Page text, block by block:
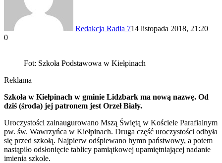
Redakcja Radia 714 listopada 2018, 21:20
0
Fot: Szkoła Podstawowa w Kiełpinach
Reklama
Szkoła w Kiełpinach w gminie Lidzbark ma nową nazwę. Od
dziś (środa) jej patronem jest Orzeł Biały.
Uroczystości zainaugurowano Mszą Świętą w Kościele Parafialnym
pw. św. Wawrzyńca w Kiełpinach. Druga część uroczystości odbyła
się przed szkołą. Najpierw odśpiewano hymn państwowy, a potem
nastąpiło odsłonięcie tablicy pamiątkowej upamiętniającej nadanie
imienia szkole.